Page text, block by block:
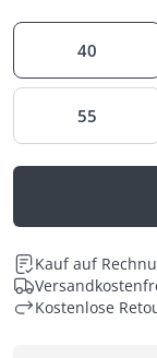
40
55
Kauf auf
Kostenlose